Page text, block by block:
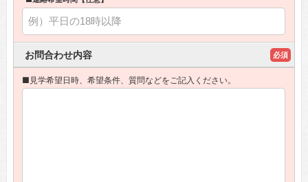
お問合わせ内容 必須
■見学希望日時、希望条件、質問などをご記入ください。